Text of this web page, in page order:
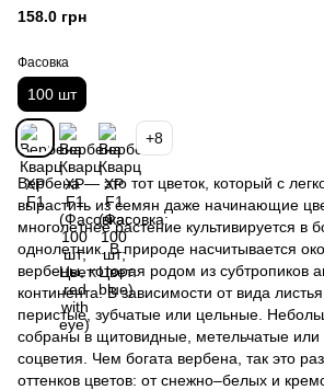
158.0 грн
Фасовка
100 шт
+8
Вербена — это тот цветок, который с
вырастить из семян даже начинающие
многолетнее растение культивируется в
однолетник. В природе насчитывается
вербены, которая родом из субтропиков
континента. В зависимости от вида
перистые, зубчатые или цельные.
собраны в щитовидные, метельчатые или
соцветия. Чем богата вербена, так это
оттенков цветов: от снежно–белых и